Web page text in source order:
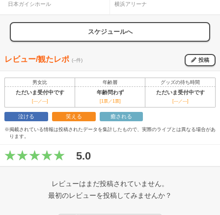
日本ガイシホール
横浜アリーナ
スケジュールへ
レビュー/観たレポ (--件) 投稿
男女比 年齢層 グッズの待ち時間
ただいま受付中です 年齢問わず ただいま受付中です
[---／---] [1票／1票] [---／---]
泣ける 笑える 癒される
※掲載されている情報は投稿されたデータを集計したもので、実際のライブとは異なる場合があ
ります。
5.0
レビューはまだ投稿されていません。
最初のレビューを投稿してみませんか？